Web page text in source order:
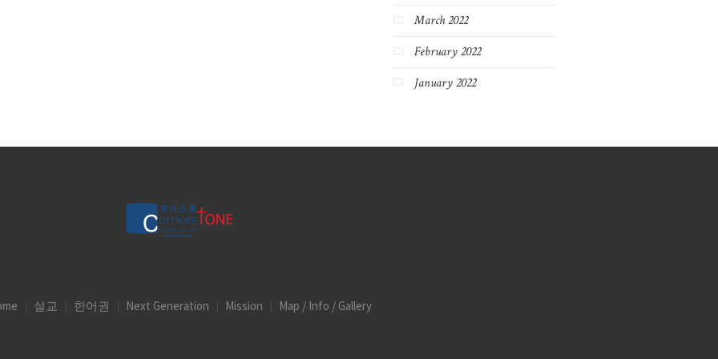
March 2022
February 2022
January 2022
설교 한어권 Next Generation Mission Map / Info / Gallery